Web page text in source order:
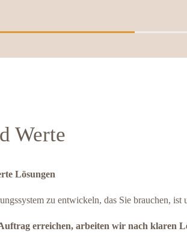
Werte
Lösungen
zu entwickeln, das Sie brauchen, ist
erreichen, arbeiten wir nach klaren